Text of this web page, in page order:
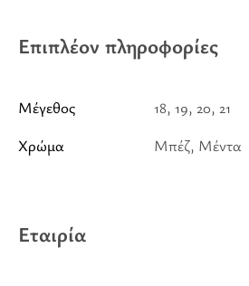
Επιπλέον πληροφορίες
Μέγεθος
18, 19, 20, 21
Χρώμα
Μπέζ, Μέντα
Εταιρία